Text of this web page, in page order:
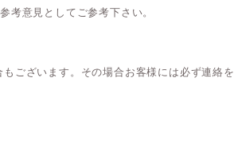
考意見としてご参考下さい。
ございます。その場合お客様には必ず連絡を